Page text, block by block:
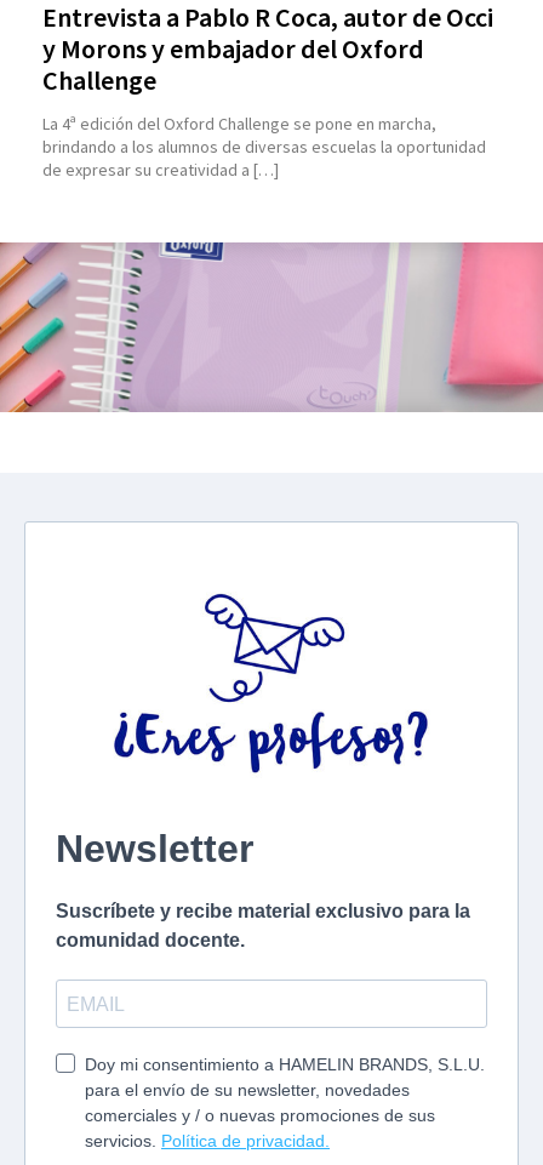
Entrevista a Pablo R Coca, autor de Occi
y Morons y embajador del Oxford
Challenge
La 4ª edición del Oxford Challenge se pone en marcha,
brindando a los alumnos de diversas escuelas la oportunidad
de expresar su creatividad a […]